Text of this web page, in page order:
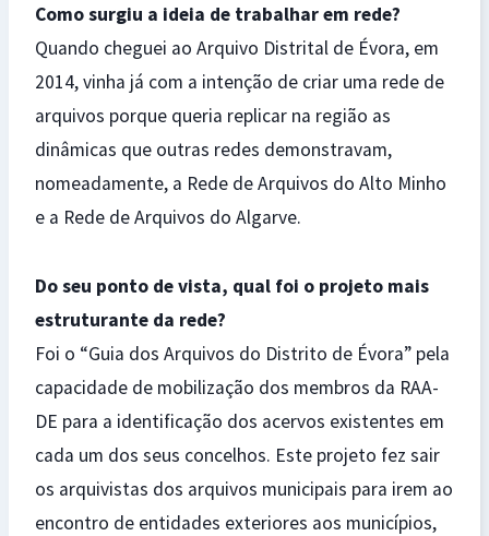
Como surgiu a ideia de trabalhar em rede?
Quando cheguei ao Arquivo Distrital de Évora, em
2014, vinha já com a intenção de criar uma rede de
arquivos porque queria replicar na região as
dinâmicas que outras redes demonstravam,
nomeadamente, a Rede de Arquivos do Alto Minho
e a Rede de Arquivos do Algarve.
Do seu ponto de vista, qual foi o projeto mais
estruturante da rede?
Foi o “Guia dos Arquivos do Distrito de Évora” pela
capacidade de mobilização dos membros da RAA-
DE para a identificação dos acervos existentes em
cada um dos seus concelhos. Este projeto fez sair
os arquivistas dos arquivos municipais para irem ao
encontro de entidades exteriores aos municípios,